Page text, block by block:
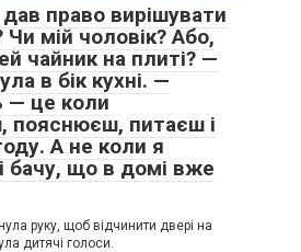
право вирішувати
Чи мій чоловік? Або,
чайник на плиті? —
в бік кухні. —
— це коли
пояснюєш, питаєш і
А не коли я
бачу, що в домі вже
руку, щоб відчинити двері на
дитячі голоси.